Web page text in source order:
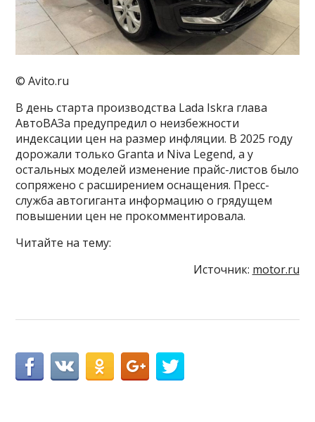
© Avito.ru
В день старта производства Lada Iskra глава
АвтоВАЗа предупредил о неизбежности
индексации цен на размер инфляции. В 2025 году
дорожали только Granta и Niva Legend, а у
остальных моделей изменение прайс-листов было
сопряжено с расширением оснащения. Пресс-
служба автогиганта информацию о грядущем
повышении цен не прокомментировала.
Читайте на тему:
Источник: motor.ru